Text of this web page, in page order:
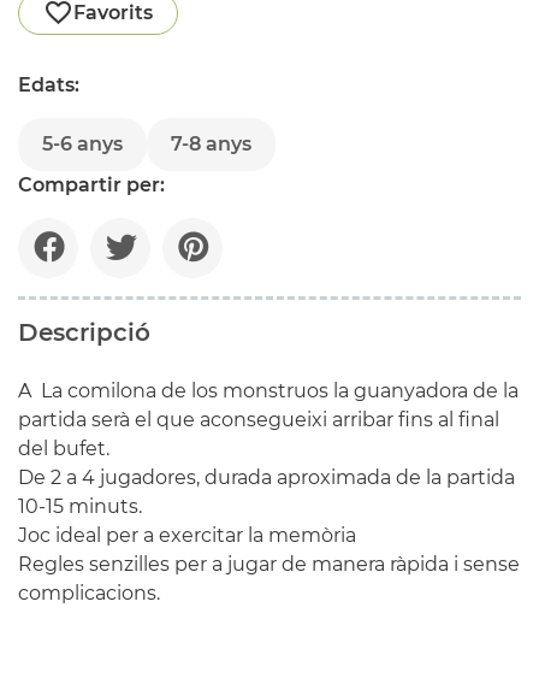
Favorits
Edats:
5-6 anys
7-8 anys
Compartir per:
Descripció
A La comilona de los monstruos la guanyadora de la
partida serà el que aconsegueixi arribar fins al final
del bufet.
De 2 a 4 jugadores, durada aproximada de la partida
10-15 minuts.
Joc ideal per a exercitar la memòria
Regles senzilles per a jugar de manera ràpida i sense
complicacions.